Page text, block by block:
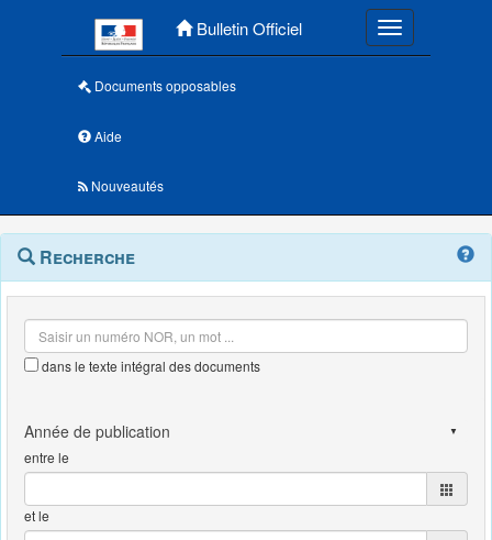
Bulletin Officiel Toggle
Documents opposables
Aide
Nouveautés
Navigation
outils
Menu
contextuel
Recherche
dans le texte intégral des documents
entre le
et le